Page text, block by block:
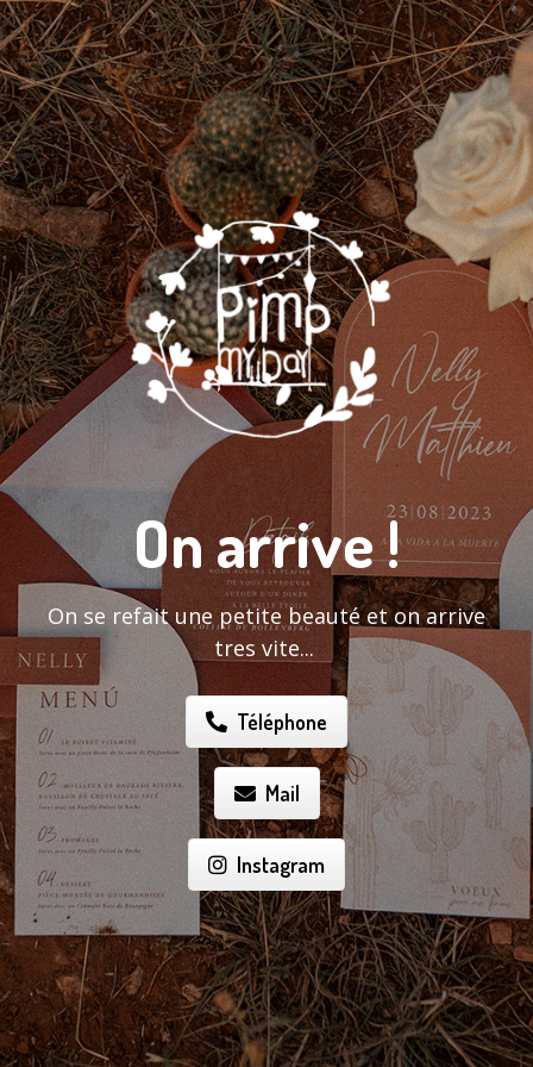
On arrive !
On se refait une petite beauté et on arrive
tres vite...
Téléphone
Mail
Instagram